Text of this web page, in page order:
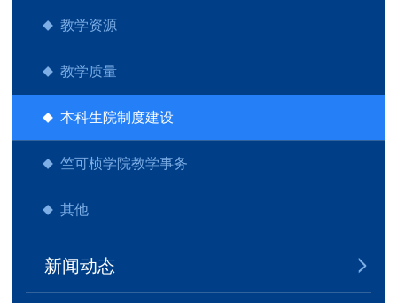
教学资源
教学质量
本科生院制度建设
竺可桢学院教学事务
其他
新闻动态